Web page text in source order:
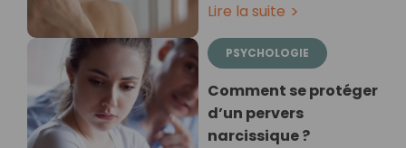
Lire la suite
PSYCHOLOGIE
Comment se protéger
d’un pervers
narcissique ?